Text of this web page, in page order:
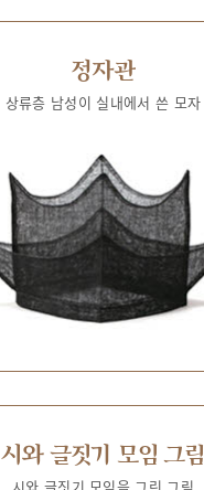
정자관
상류층 남성이 실내에서 쓴 모자
시와 글짓기 모임 그림